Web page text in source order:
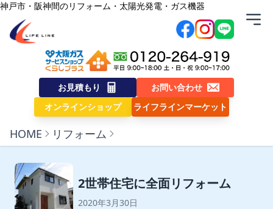
内容をスキップ
神戸市・阪神間のリフォーム・太陽光発電・ガス機器
株式会社ライフライン
お見積もり
お問い合わせ
オンラインショップ
ライフラインマーケット
HOME リフォーム
2世帯住宅に全面リフォーム
2020年3月30日